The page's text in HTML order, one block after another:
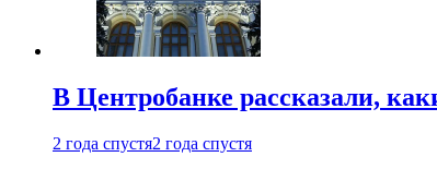
В Центробанке рассказали,
2 года спустя2 года спустя